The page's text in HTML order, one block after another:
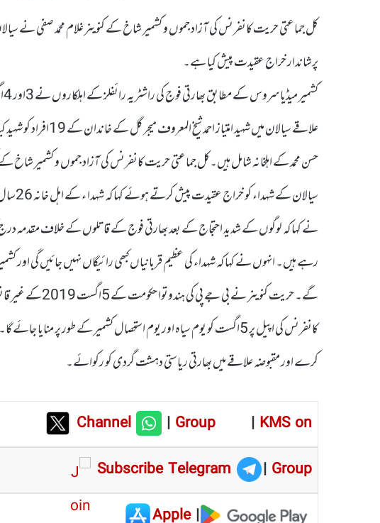
پرشاندار خراج عقیدت پیش کیا ہے۔
علاقے سیالان میں شہید
حسن محمد کے اہلخانہ شامل ہیں۔کل جماعتی حریت کانفرنس کی آزاد جموں و کشمیر شاخ
نے کہا کہ لوگوں کے شدید احتجاج کے بعد بھارتی فوج کے قاتلوں کے خلاف مقدمہ درج
رہے ہیں۔ انہوں نے کہا کہ شہداء کی عظیم قربانیاں کبھی رائیگاں نہیں جائیں گی
گے۔ حریت کنوینر
کانفرنس کی اپیل پر 5اگست کو یوم سیاہ اور یوم استحصال کشمیر کے طور پر
کرے اور مقبوضہ علاقے میں بھارتی ریاستی دہشت گردی کو رکوائے۔
Channel |Group | KMS on
Subscribe Telegram
| Group
|
Apple